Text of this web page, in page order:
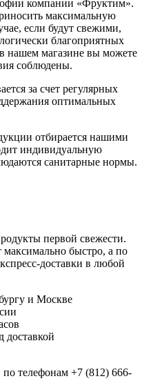
компании «Фруктим».
максимальную
если будут свежими,
благоприятных
нашем магазине вы можете
соблюдены.
за счет регулярных
оптимальных
отбирается нашими
индивидуальную
санитарные нормы.
первой свежести.
максимально быстро, а по
доставки в любой
и Москве
доставкой
телефонам +7 (812) 666-